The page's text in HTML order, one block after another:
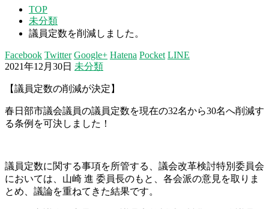
TOP
未分類
議員定数を削減しました。
Facebook Twitter Google+ Hatena Pocket LINE
2021年12月30日 未分類
【議員定数の削減が決定】
春日部市議会議員の議員定数を現在の32名から30名へ削減す
る条例を可決しました！
議員定数に関する事項を所管する、議会改革検討特別委員会
においては、山崎 進 委員長のもと、各会派の意見を取りま
とめ、議論を重ねてきた結果です。